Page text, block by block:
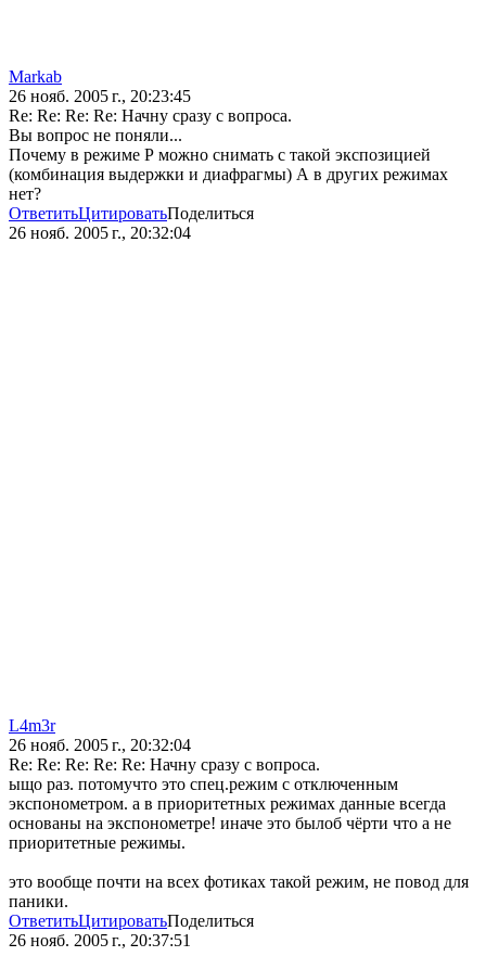
Markab
26 нояб. 2005 г., 20:23:45
Re: Re: Re: Re: Начну сразу с вопроса.
Вы вопрос не поняли...
Почему в режиме Р можно снимать с такой экспозицией
(комбинация выдержки и диафрагмы) А в других режимах
нет?
ОтветитьЦитироватьПоделиться
26 нояб. 2005 г., 20:32:04
L4m3r
26 нояб. 2005 г., 20:32:04
Re: Re: Re: Re: Re: Начну сразу с вопроса.
ыщо раз. потомучто это спец.режим с отключенным
экспонометром. а в приоритетных режимах данные всегда
основаны на экспонометре! иначе это былоб чёрти что а не
приоритетные режимы.
это вообще почти на всех фотиках такой режим, не повод для
паники.
ОтветитьЦитироватьПоделиться
26 нояб. 2005 г., 20:37:51